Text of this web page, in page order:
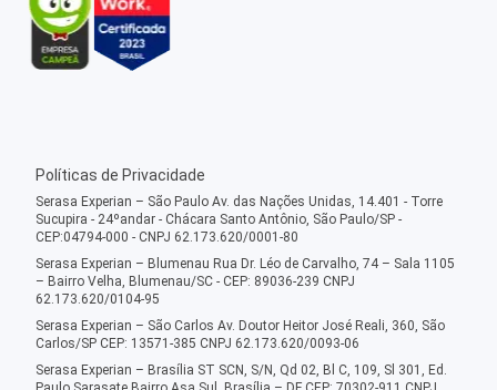
Políticas de Privacidade
Serasa Experian – São Paulo Av. das Nações Unidas, 14.401 - Torre
Sucupira - 24ºandar - Chácara Santo Antônio, São Paulo/SP -
CEP:04794-000 - CNPJ 62.173.620/0001-80
Serasa Experian – Blumenau Rua Dr. Léo de Carvalho, 74 – Sala 1105
– Bairro Velha, Blumenau/SC - CEP: 89036-239 CNPJ
62.173.620/0104-95
Serasa Experian – São Carlos Av. Doutor Heitor José Reali, 360, São
Carlos/SP CEP: 13571-385 CNPJ 62.173.620/0093-06
Serasa Experian – Brasília ST SCN, S/N, Qd 02, Bl C, 109, Sl 301, Ed.